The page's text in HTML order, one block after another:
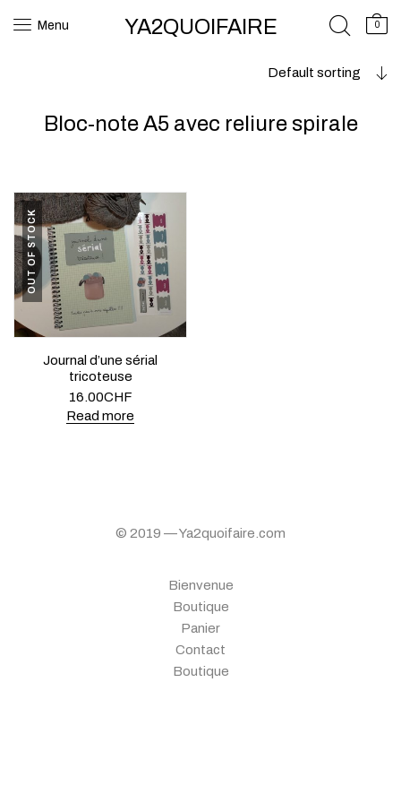
Menu YA2QUOIFAIRE 0
Default sorting
Bloc-note A5 avec reliure spirale
OUT OF STOCK
Journal d’une sérial
tricoteuse
16.00CHF
Read more
© 2019 — Ya2quoifaire.com
Bienvenue
Boutique
Panier
Contact
Boutique